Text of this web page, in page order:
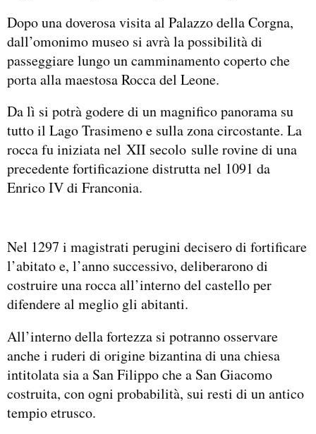
Dopo una doverosa visita al Palazzo della Corgna,
dall’omonimo museo si avrà la possibilità di
passeggiare lungo un camminamento coperto che
porta alla maestosa Rocca del Leone.
Da lì si potrà godere di un magnifico panorama su
tutto il Lago Trasimeno e sulla zona circostante. La
rocca fu iniziata nel XII secolo sulle rovine di una
precedente fortificazione distrutta nel 1091 da
Enrico IV di Franconia.
Nel 1297 i magistrati perugini decisero di fortificare
l’abitato e, l’anno successivo, deliberarono di
costruire una rocca all’interno del castello per
difendere al meglio gli abitanti.
All’interno della fortezza si potranno osservare
anche i ruderi di origine bizantina di una chiesa
intitolata sia a San Filippo che a San Giacomo
costruita, con ogni probabilità, sui resti di un antico
tempio etrusco.